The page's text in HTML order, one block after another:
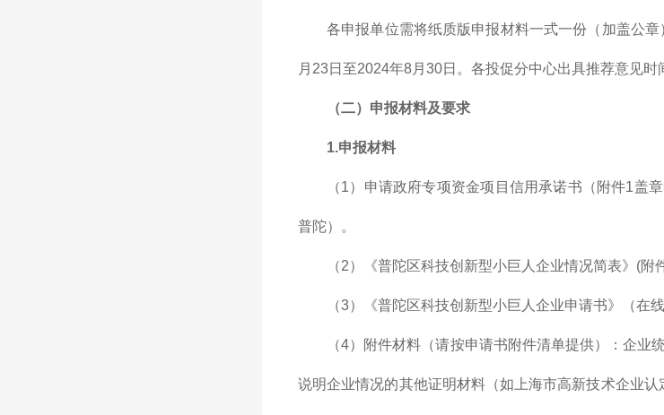
各申报单位需将纸质版申报材料一式一份（加盖公
月23日至2024年8月30日。各投促分中心出具推荐意见时
（二）申报材料及要求
1.申报材料
（1）申请政府专项资金项目信用承诺书（附件1盖
普陀）。
（2）《普陀区科技创新型小巨人企业情况简表》(附
（3）《普陀区科技创新型小巨人企业申请书》（在
（4）附件材料（请按申请书附件清单提供）：企
说明企业情况的其他证明材料（如上海市高新技术企业